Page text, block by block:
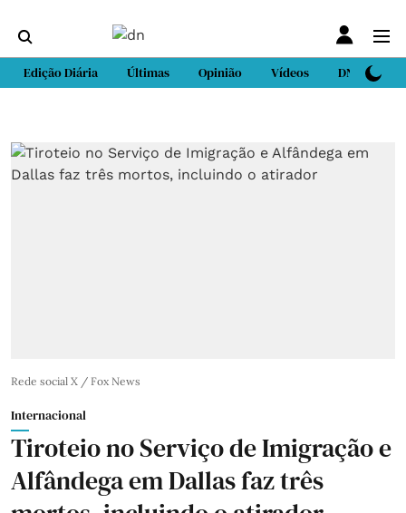
Edição Diária Últimas Opinião Vídeos DN Sport
Rede social X / Fox News
Internacional
Tiroteio no Serviço de Imigração e
Alfândega em Dallas faz três